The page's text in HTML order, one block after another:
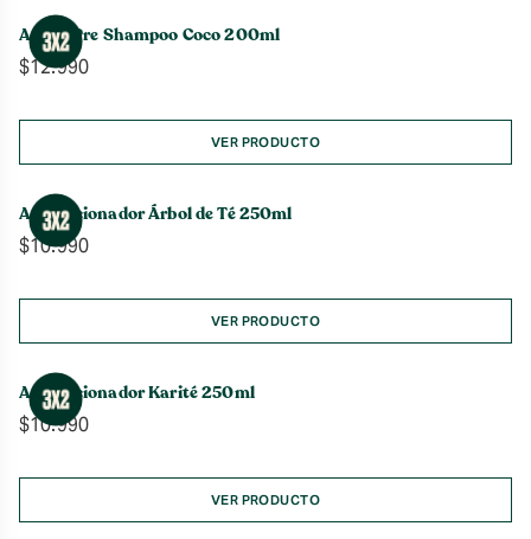
$16.990
Aceite Pre Shampoo Coco 200ml
$12.990
VER PRODUCTO
Acondicionador Árbol de Té 250ml
$10.990
VER PRODUCTO
Acondicionador Karité 250ml
$10.990
VER PRODUCTO